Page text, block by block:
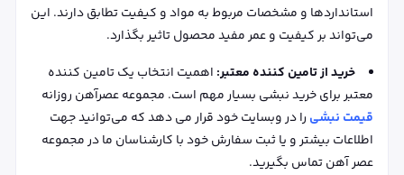
استانداردها و مشخصات مربوط به مواد و کیفیت تطابق دارند. این
می‌تواند بر کیفیت و عمر مفید محصول تاثیر بگذارد.
خرید از تامین کننده معتبر: اهمیت انتخاب یک تامین کننده
معتبر برای خرید نبشی بسیار مهم است. مجموعه عصرآهن روزانه
قیمت نبشی را در وبسایت خود قرار می دهد که می‌توانید جهت
اطلاعات بیشتر و یا ثبت سفارش خود با کارشناسان ما در مجموعه
عصر آهن تماس بگیرید.